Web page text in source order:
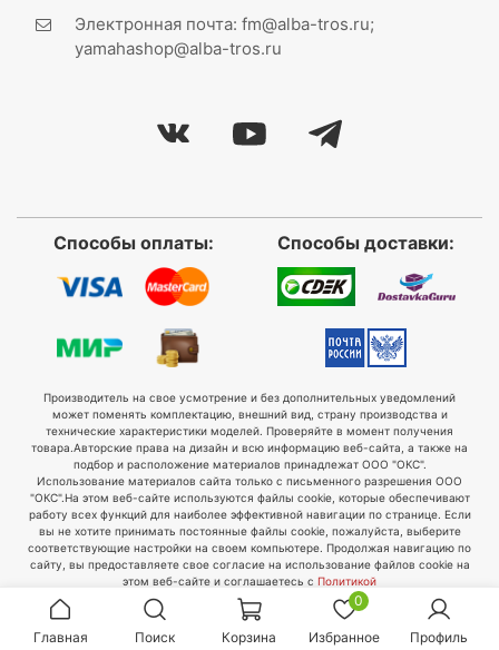
Электронная почта: fm@alba-tros.ru;
yamahashop@alba-tros.ru
Способы оплаты: Способы доставки:
Производитель на свое усмотрение и без дополнительных уведомлений
может поменять комплектацию, внешний вид, страну производства и
технические характеристики моделей. Проверяйте в момент получения
товара. Авторские права на дизайн и всю информацию веб-сайта, а также на
подбор и расположение материалов принадлежат ООО "ОКС".
Использование материалов сайта только с письменного разрешения ООО
"ОКС".На этом веб-сайте используются файлы cookie, которые обеспечивают
работу всех функций для наиболее эффективной навигации по странице. Если
вы не хотите принимать постоянные файлы cookie, пожалуйста, выберите
соответствующие настройки на своем компьютере. Продолжая навигацию по
сайту, вы предоставляете свое согласие на использование файлов cookie на
этом веб-сайте и соглашаетесь с Политикой
конфиденциальности
Правилами обработки персональных данных.
Главная Поиск Корзина
0
Избранное Профиль